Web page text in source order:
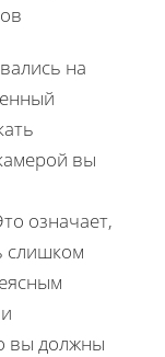
на
вы
означает,
слишком
вы должны